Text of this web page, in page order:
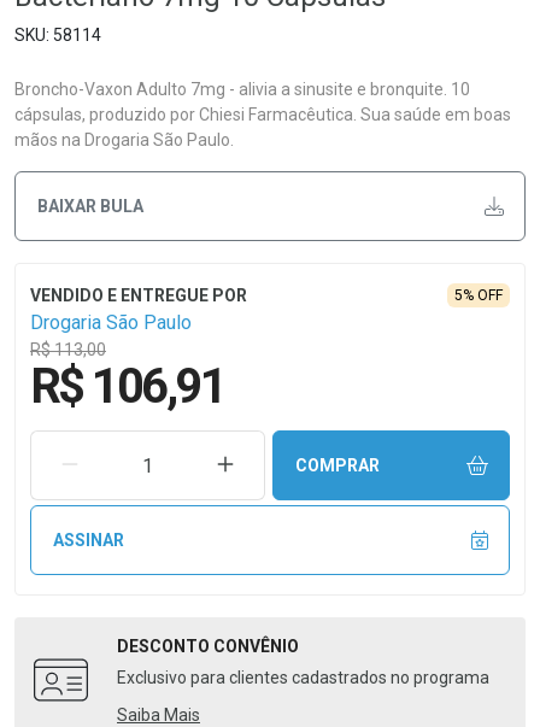
58114
Broncho-Vaxon Adulto 7mg - alivia a sinusite e bronquite. 10
cápsulas, produzido por Chiesi Farmacêutica. Sua saúde em boas
mãos na Drogaria São Paulo.
BAIXAR BULA
Drogaria São Paulo
R$ 113,00
5% OFF
R$ 106,91
REMOVER UMA UNIDADEAUMENTAR UMA UNIDADE
COMPRAR
ASSINAR
DESCONTO CONVÊNIO
Exclusivo para clientes cadastrados no programa
Saiba Mais